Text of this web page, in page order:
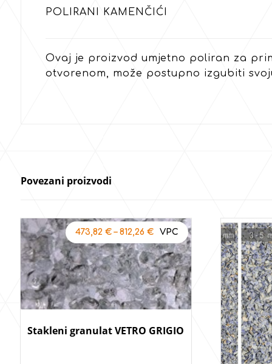
POLIRANI KAMENČIĆI
Ovaj je proizvod umjetno poliran za
otvorenom, može postupno izgubiti
Povezani proizvodi
Stakleni granulat VETRO GRIGIO
473,82€ –812,26€